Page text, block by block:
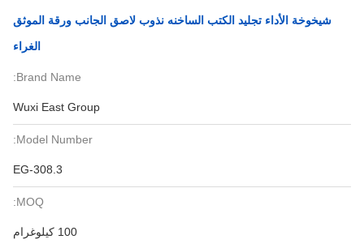
شيخوخة الأداء تجليد الكتب الساخنه نذوب لاصق الجانب ورقة الموثق
الغراء
Brand Name:
Wuxi East Group
Model Number:
EG-308.3
MOQ:
100 كيلوغرام